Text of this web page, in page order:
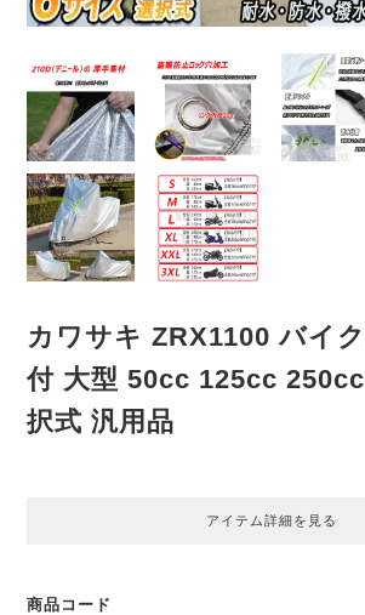
カワサキ ZRX1100 バイ
付 大型 50cc 125cc
択式 汎用品
アイテム詳細を見る
商品コード